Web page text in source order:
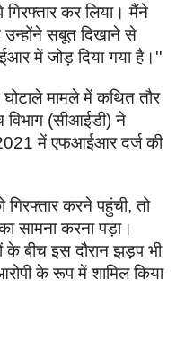
गिरफ्तार कर लिया। मैंने
सबूत दिखाने से
में जोड़ दिया गया है।''
मामले में कथित तौर
(सीआईडी) ने
में एफआईआर दर्ज की
करने पहुंची, तो
सामना करना पड़ा।
बीच इस दौरान झड़प भी
के रूप में शामिल किया